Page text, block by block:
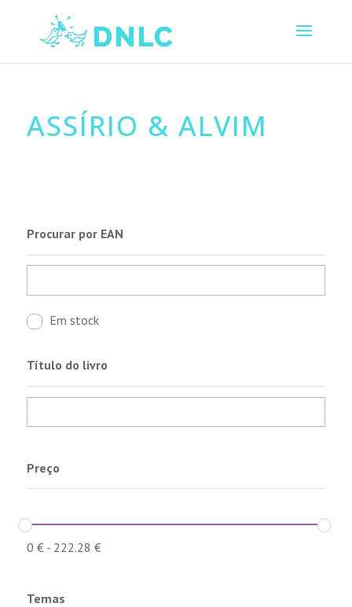
ASSÍRIO & ALVIM
Procurar por EAN
Em stock
Título do livro
Preço
0 €- 222.28 €
Temas